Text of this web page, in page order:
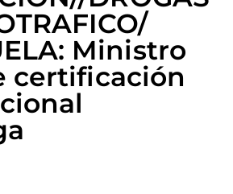
Ministro
certificación